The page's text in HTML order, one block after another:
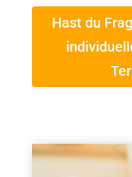
Hast du